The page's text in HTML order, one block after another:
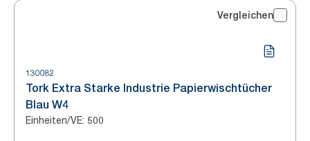
Vergleichen
130082
Tork Extra Starke Industrie Papierwischtücher
Blau W4
Einheiten/VE: 500